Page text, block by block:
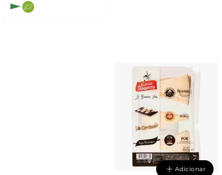
Adicionar